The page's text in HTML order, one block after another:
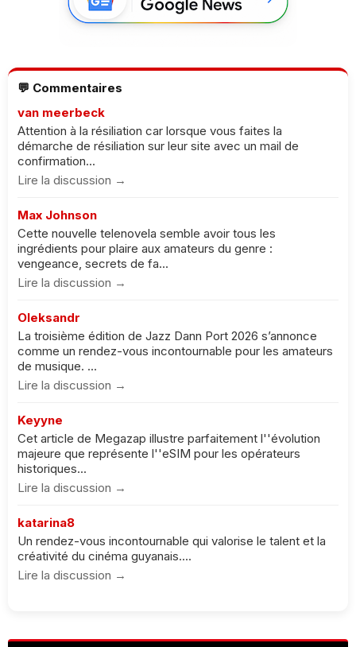
💬 Commentaires
van meerbeck
Attention à la résiliation car lorsque vous faites la
démarche de résiliation sur leur site avec un mail de
confirmation...
Lire la discussion →
Max Johnson
Cette nouvelle telenovela semble avoir tous les
ingrédients pour plaire aux amateurs du genre :
vengeance, secrets de fa...
Lire la discussion →
Oleksandr
La troisième édition de Jazz Dann Port 2026 s’annonce
comme un rendez-vous incontournable pour les amateurs
de musique. ...
Lire la discussion →
Keyyne
Cet article de Megazap illustre parfaitement l''évolution
majeure que représente l''eSIM pour les opérateurs
historiques...
Lire la discussion →
katarina8
Un rendez-vous incontournable qui valorise le talent et la
créativité du cinéma guyanais....
Lire la discussion →